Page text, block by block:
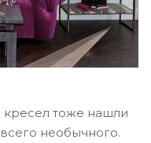
тоже нашли
необычного.